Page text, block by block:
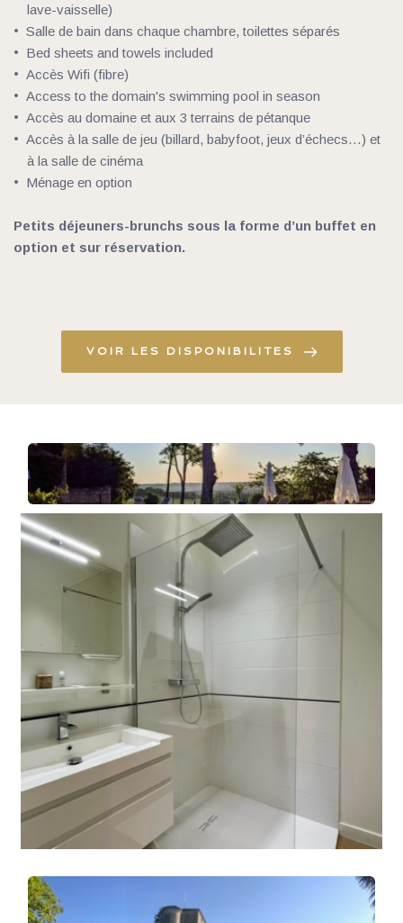
lave-vaisselle)
Salle de bain dans chaque chambre, toilettes séparés
Bed sheets and towels included
Accès Wifi (fibre)
Access to the domain's swimming pool in season
Accès au domaine et aux 3 terrains de pétanque
Accès à la salle de jeu (billard, babyfoot, jeux d’échecs…) et
à la salle de cinéma
Ménage en option
Petits déjeuners-brunchs sous la forme d’un buffet en
option et sur réservation.
VOIR LES DISPONIBILITES